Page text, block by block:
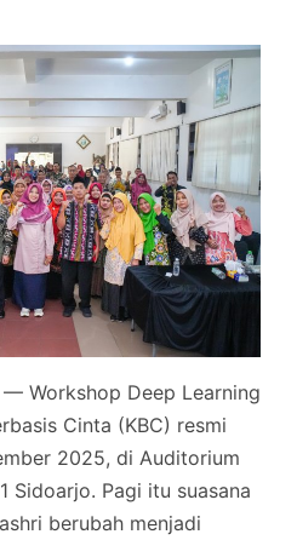
— Workshop Deep Learning
Cinta (KBC) resmi
2025, di Auditorium
Sidoarjo. Pagi itu suasana
berubah menjadi